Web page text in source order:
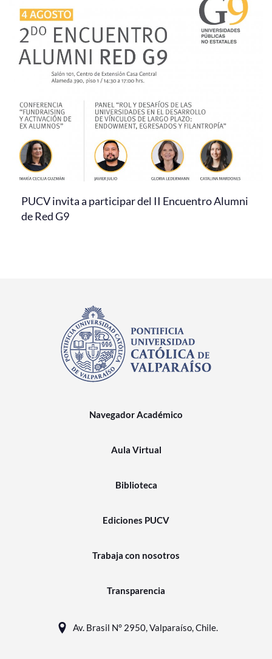
PUCV invita a participar del II Encuentro Alumni
de Red G9
Navegador Académico
Aula Virtual
Biblioteca
Ediciones PUCV
Trabaja con nosotros
Transparencia
Av. Brasil N° 2950, Valparaíso, Chile.